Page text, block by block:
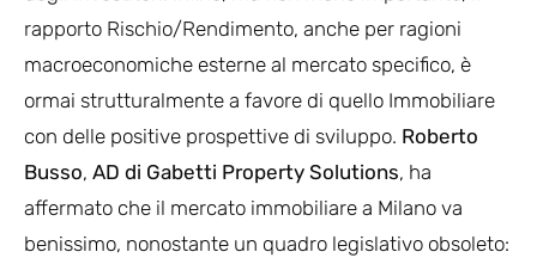
rapporto Rischio/Rendimento, anche per ragioni
macroeconomiche esterne al mercato specifico, è
ormai strutturalmente a favore di quello Immobiliare
con delle positive prospettive di sviluppo. Roberto
Busso, AD di Gabetti Property Solutions, ha
affermato che il mercato immobiliare a Milano va
benissimo, nonostante un quadro legislativo obsoleto: